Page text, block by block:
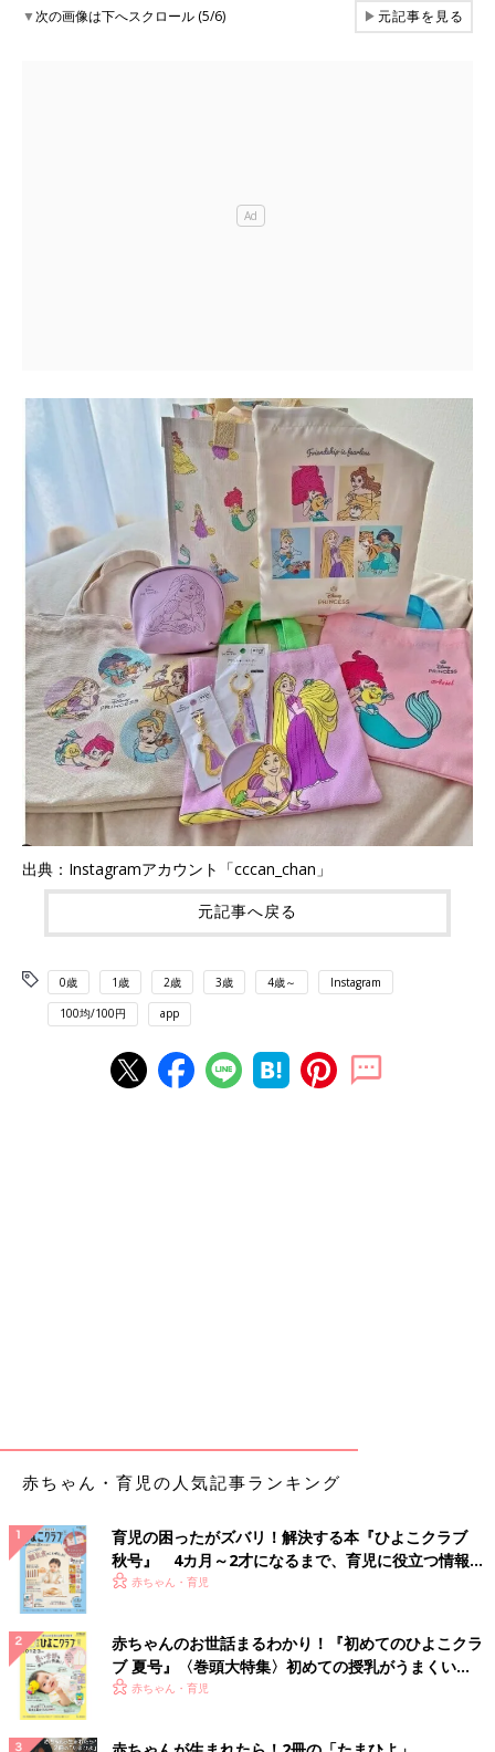
▼次の画像は下へスクロール (5/6) ▶元記事を見る
出典：Instagramアカウント「cccan_chan」
元記事へ戻る
0歳 1歳 2歳 3歳 4歳～ Instagram
100均/100円 app
赤ちゃん・育児の人気記事ランキング
育児の困ったがズバリ！解決する本『ひよこクラブ
秋号』 4カ月～2才になるまで、育児に役立つ情報が
いっぱい！
赤ちゃん・育児
赤ちゃんのお世話まるわかり！『初めてのひよこクラ
ブ 夏号』〈巻頭大特集〉初めての授乳がうまくい
く！ おっぱい・ミルクの基本と夏のトラブル 解決テ
赤ちゃん・育児